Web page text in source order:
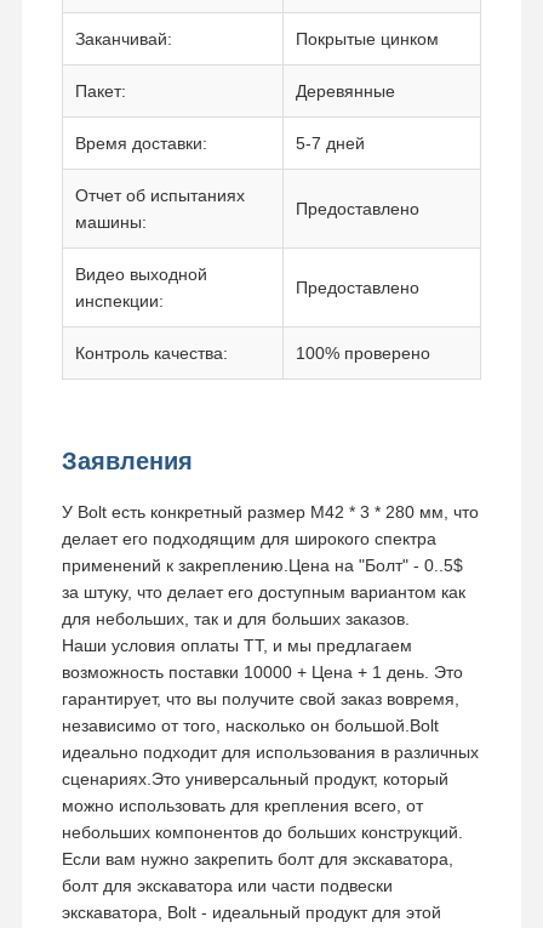
Заканчивай: Покрытые цинком
Пакет: Деревянные
Время доставки: 5-7 дней
Отчет об испытаниях
машины:
Предоставлено
Видео выходной
инспекции:
Предоставлено
Контроль качества: 100% проверено
Заявления
У Bolt есть конкретный размер M42 * 3 * 280 мм, что
делает его подходящим для широкого спектра
применений к закреплению.Цена на "Болт" - 0..5$
за штуку, что делает его доступным вариантом как
для небольших, так и для больших заказов.
Наши условия оплаты TT, и мы предлагаем
возможность поставки 10000 + Цена + 1 день. Это
гарантирует, что вы получите свой заказ вовремя,
независимо от того, насколько он большой.Bolt
идеально подходит для использования в различных
сценариях.Это универсальный продукт, который
можно использовать для крепления всего, от
небольших компонентов до больших конструкций.
Если вам нужно закрепить болт для экскаватора,
болт для экскаватора или части подвески
экскаватора, Bolt - идеальный продукт для этой